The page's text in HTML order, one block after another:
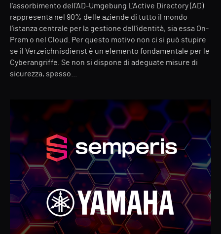
l'assorbimento dell'AD-Umgebung L'Active Directory (AD)
rappresenta nel 90% delle aziende di tutto il mondo
l'istanza centrale per la gestione dell'identità, sia essa On-
Prem o nel Cloud. Per questo motivo non ci si può stupire
se il Verzeichnisdienst è un elemento fondamentale per le
Cyberangriffe. Se non si dispone di adeguate misure di
sicurezza, spesso...